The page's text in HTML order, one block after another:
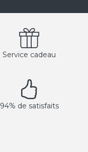
Service cadeau
94% de satisfaits